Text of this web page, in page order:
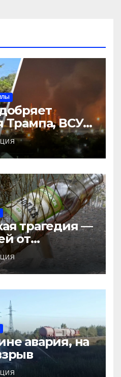
Трампа, ВСУ
трагедия —
от
авария, на